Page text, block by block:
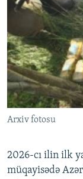
Arxiv fotosu
2026-cı ilin ilk
müqayisədə